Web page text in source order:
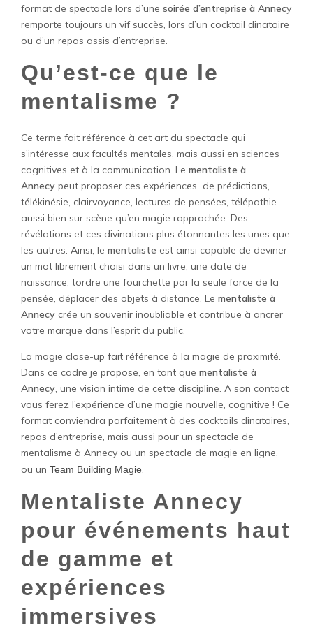
format de spectacle lors d’une soirée d’entreprise à Annecy
remporte toujours un vif succès, lors d’un cocktail dinatoire
ou d’un repas assis d’entreprise.
Qu’est-ce que le
mentalisme ?
Ce terme fait référence à cet art du spectacle qui
s’intéresse aux facultés mentales, mais aussi en sciences
cognitives et à la communication. Le mentaliste à
Annecy peut proposer ces expériences de prédictions,
télékinésie, clairvoyance, lectures de pensées, télépathie
aussi bien sur scène qu’en magie rapprochée. Des
révélations et ces divinations plus étonnantes les unes que
les autres. Ainsi, le mentaliste est ainsi capable de deviner
un mot librement choisi dans un livre, une date de
naissance, tordre une fourchette par la seule force de la
pensée, déplacer des objets à distance. Le mentaliste à
Annecy crée un souvenir inoubliable et contribue à ancrer
votre marque dans l’esprit du public.
La magie close-up fait référence à la magie de proximité.
Dans ce cadre je propose, en tant que mentaliste à
Annecy, une vision intime de cette discipline. A son contact
vous ferez l’expérience d’une magie nouvelle, cognitive ! Ce
format conviendra parfaitement à des cocktails dinatoires,
repas d’entreprise, mais aussi pour un spectacle de
mentalisme à Annecy ou un spectacle de magie en ligne,
ou un Team Building Magie.
Mentaliste Annecy
pour événements haut
de gamme et
expériences
immersives